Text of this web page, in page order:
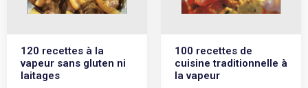
120 recettes à la
vapeur sans gluten ni
laitages
100 recettes de
cuisine traditionnelle à
la vapeur